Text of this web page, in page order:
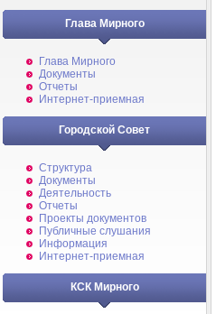
Глава Мирного
Глава Мирного
Документы
Отчеты
Интернет-приемная
Городской Совет
Структура
Документы
Деятельность
Отчеты
Проекты документов
Публичные слушания
Информация
Интернет-приемная
КСК Мирного